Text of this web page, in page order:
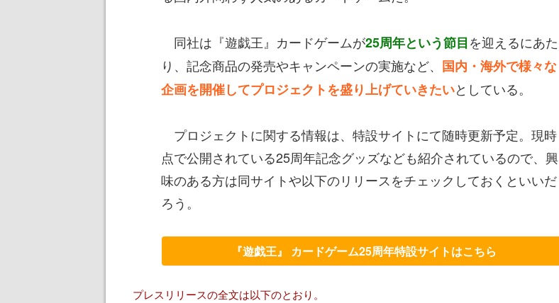
同社は『遊戯王』カードゲームが25周年という節目を迎えるにあた
り、記念商品の発売やキャンペーンの実施など、 国内・海外で様々な
企画を開催してプロジェクトを盛り上げていきたいとしている。
プロジェクトに関する情報は、特設サイトにて随時更新予定。現時
点で公開されている25周年記念グッズなども紹介されているので、興
味のある方は同サイトや以下のリリースをチェックしておくといいだ
ろう。
『遊戯王』 カードゲーム25周年特設サイトはこちら
プレスリリースの全文は以下のとおり。